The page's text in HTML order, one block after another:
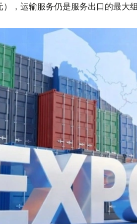
，运输服务仍是服务出口的最大组